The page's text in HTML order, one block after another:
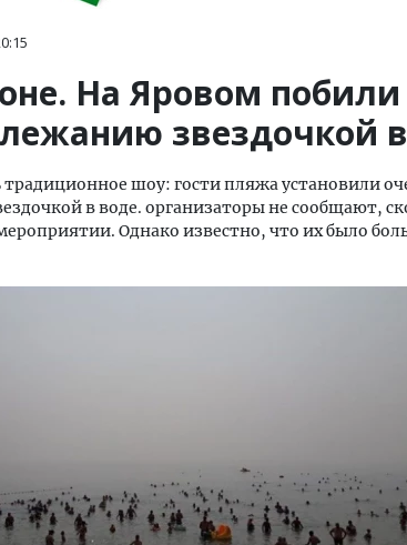
На Яровом побили
звездочкой
традиционное шоу: гости пляжа установили
в воде. организаторы не сообщают,
Однако известно, что их было